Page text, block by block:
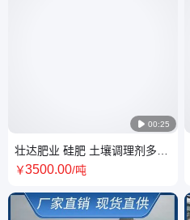
 00:25
壮达肥业 硅肥 土壤调理剂多种
营养元素矿物肥调整土壤酸
￥3500.00/吨